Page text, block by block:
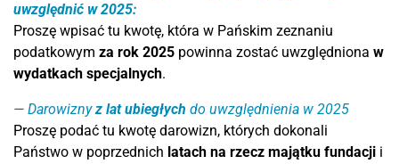
uwzględnić w 2025:
Proszę wpisać tu kwotę, która w Pańskim zeznaniu
podatkowym za rok 2025 powinna zostać uwzględniona w
wydatkach specjalnych.
Darowiznyz lat ubiegłych do uwzględnienia w 2025
Proszę podać tu kwotę darowizn, których dokonali
Państwo w poprzednich latach na rzecz majątku fundacji i